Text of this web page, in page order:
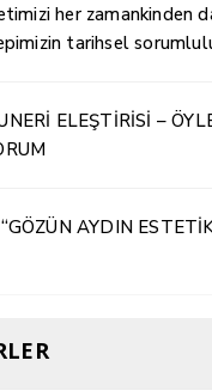
her zamankinden
tarihsel
ELEŞTİRİSİ –